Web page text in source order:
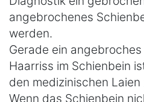
angebrochenes
werden.
Gerade ein
Haarriss im Schienbein
den medizinischen
Wenn das Schienbein